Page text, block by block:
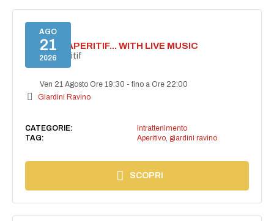
AGO
21
2026
SECRET APERITIF... WITH LIVE MUSIC
Secret aperitif
Ven 21 Agosto Ore 19:30 -fino a Ore 22:00
Giardini Ravino
CATEGORIE:
Intrattenimento
TAG:
Aperitivo, giardini ravino
SCOPRI